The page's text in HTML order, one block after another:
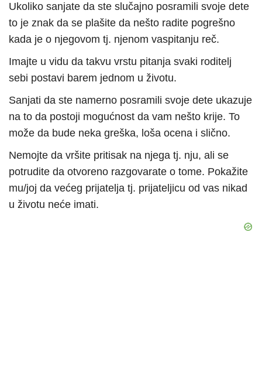
Ukoliko sanjate da ste slučajno posramili svoje dete
to je znak da se plašite da nešto radite pogrešno
kada je o njegovom tj. njenom vaspitanju reč.
Imajte u vidu da takvu vrstu pitanja svaki roditelj
sebi postavi barem jednom u životu.
Sanjati da ste namerno posramili svoje dete ukazuje
na to da postoji mogućnost da vam nešto krije. To
može da bude neka greška, loša ocena i slično.
Nemojte da vršite pritisak na njega tj. nju, ali se
potrudite da otvoreno razgovarate o tome. Pokažite
mu/joj da većeg prijatelja tj. prijateljicu od vas nikad
u životu neće imati.